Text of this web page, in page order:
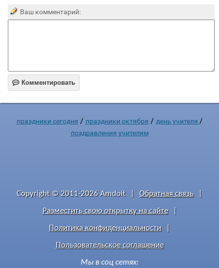
Ваш комментарий:
 Комментировать
праздники сегодня / праздники октября / день учителя /
поздравления учителям
Copyright © 2011-2026 Amdoit Обратная связь
Разместить свою открытку на сайте
Политика конфиденциальности
Пользовательское соглашение
Мы в соц сетях: